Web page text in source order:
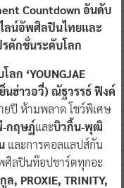
Countdown อันดับ
ลน์อัพศิลปินไทยและ
ดักชั่นระดับโลก
ก ‘YOUNGJAE
นฮ่าวอวี่) ณัฐวรรธ์ ฟิงค์
ยปี ห้ามพลาด โชว์พิเศษ
กฤษฏ์และบิวกิ้น-พุฒิ
และการคอลแลปส์กัน
ลปินท๊อปชาร์ตทุกอะ
, PROXIE, TRINITY,